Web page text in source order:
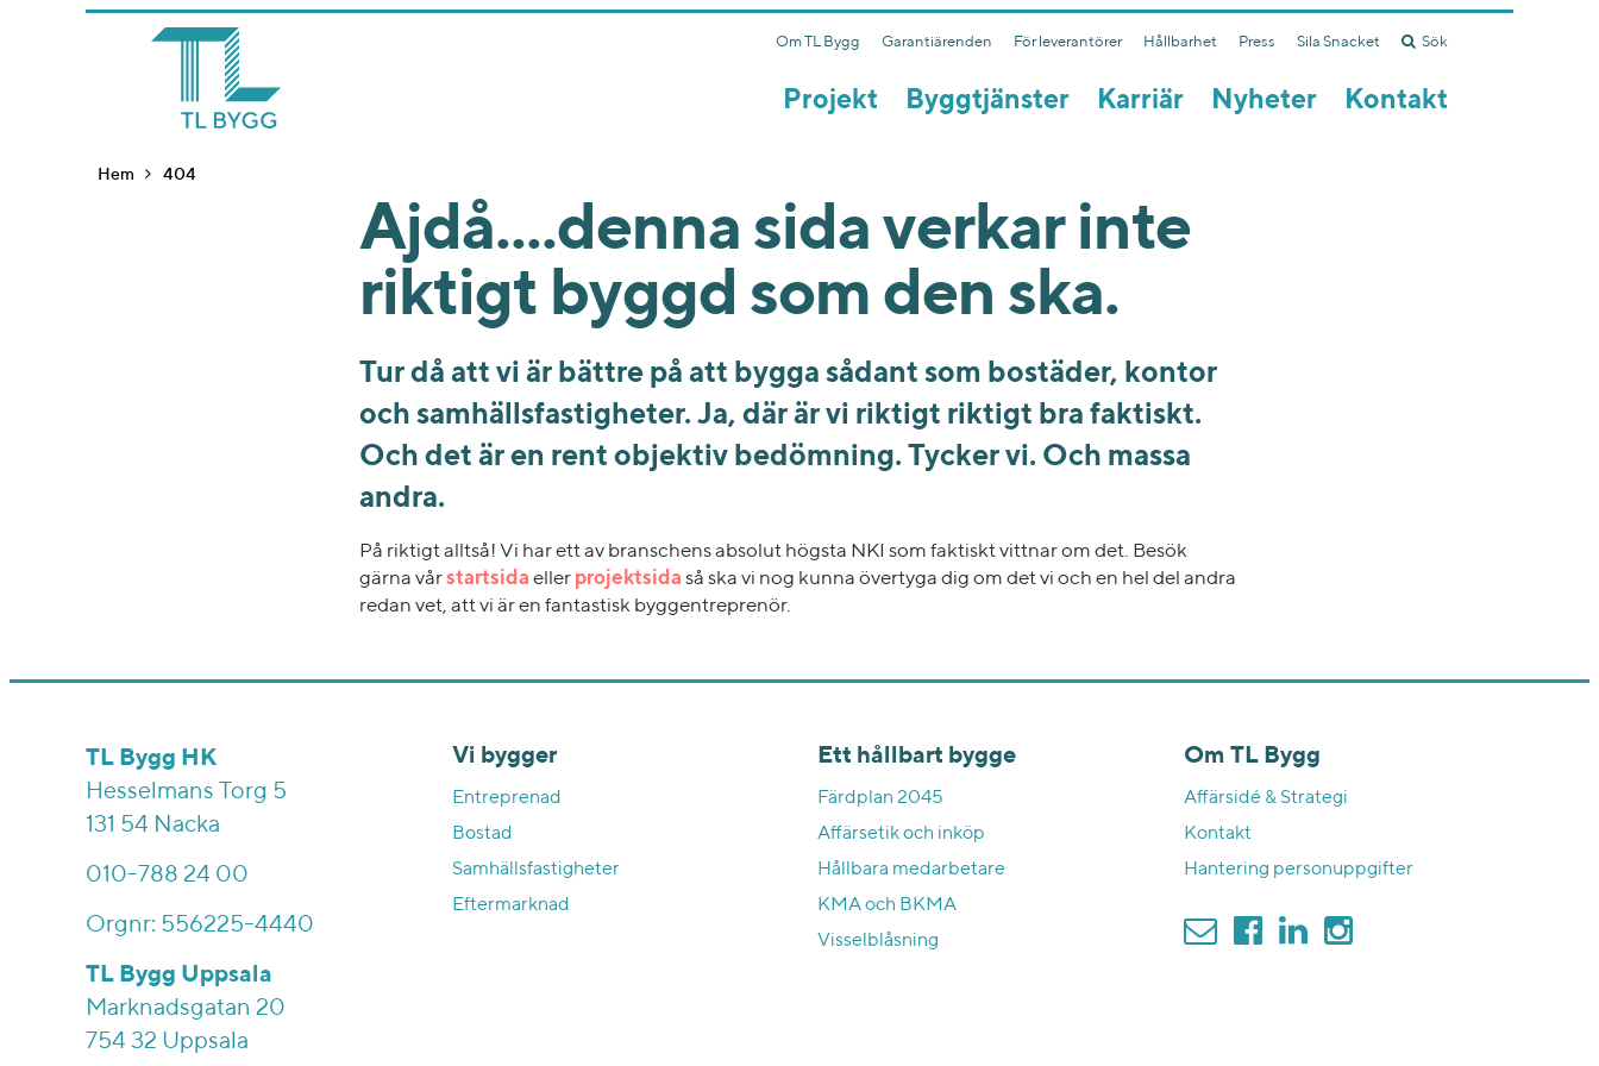
Om TL Bygg Garantiärenden För leverantörer Hållbarhet Press Sila Snacket Sök
Projekt Byggtjänster Karriär Nyheter Kontakt
Hem 404
Ajdå....denna sida verkar inte
riktigt byggd som den ska.
Tur då att vi är bättre på att bygga sådant som bostäder, kontor
och samhällsfastigheter. Ja, där är vi riktigt riktigt bra faktiskt.
Och det är en rent objektiv bedömning. Tycker vi. Och massa
andra.
På riktigt alltså! Vi har ett av branschens absolut högsta NKI som faktiskt vittnar om det. Besök
gärna vårstartsida eller projektsida så ska vi nog kunna övertyga dig om det vi och en hel del andra
redan vet, att vi är en fantastisk byggentreprenör.
TL Bygg HK
Hesselmans Torg 5
131 54 Nacka
010-788 24 00
Orgnr: 556225-4440
TL Bygg Uppsala
Marknadsgatan 20
754 32 Uppsala
Vi bygger
Entreprenad
Bostad
Samhällsfastigheter
Eftermarknad
Ett hållbart bygge
Färdplan 2045
Affärsetik och inköp
Hållbara medarbetare
KMA och BKMA
Visselblåsning
Om TL Bygg
Affärsidé & Strategi
Kontakt
Hantering personuppgifter